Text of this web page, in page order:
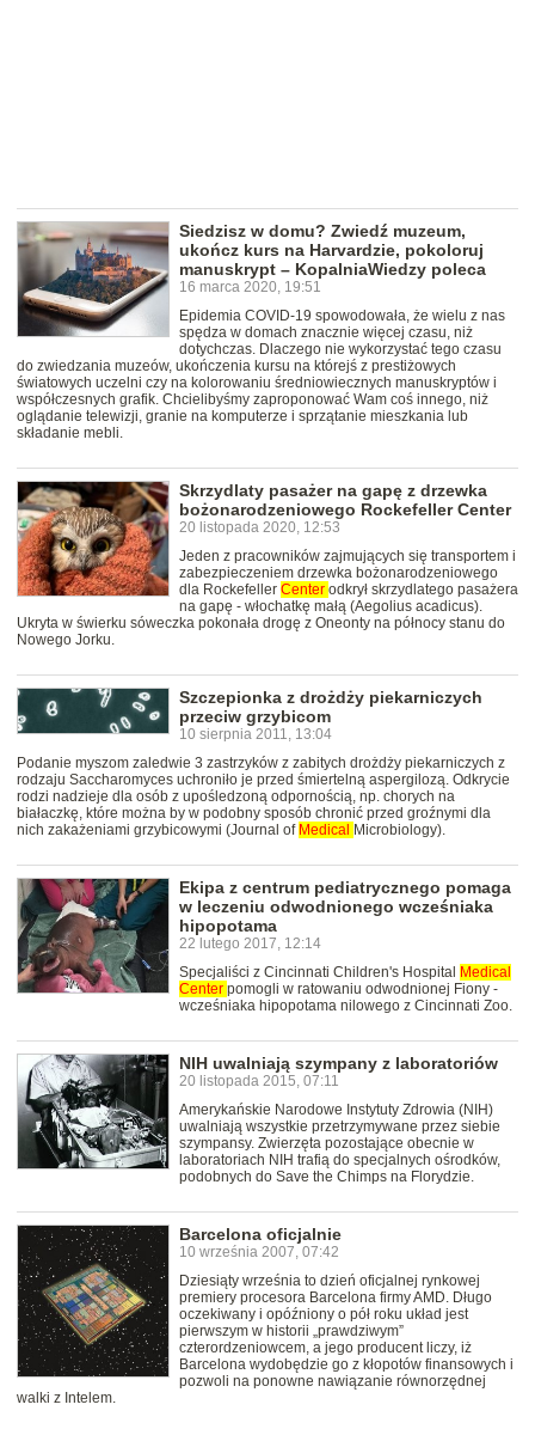
Siedzisz w domu? Zwiedź muzeum,
ukończ kurs na Harvardzie, pokoloruj
manuskrypt – KopalniaWiedzy poleca
16 marca 2020, 19:51
Epidemia COVID-19 spowodowała, że wielu z nas
spędza w domach znacznie więcej czasu, niż
dotychczas. Dlaczego nie wykorzystać tego czasu
do zwiedzania muzeów, ukończenia kursu na którejś z prestiżowych
światowych uczelni czy na kolorowaniu średniowiecznych manuskryptów i
współczesnych grafik. Chcielibyśmy zaproponować Wam coś innego, niż
oglądanie telewizji, granie na komputerze i sprzątanie mieszkania lub
składanie mebli.
Skrzydlaty pasażer na gapę z drzewka
bożonarodzeniowego Rockefeller Center
20 listopada 2020, 12:53
Jeden z pracowników zajmujących się transportem i
zabezpieczeniem drzewka bożonarodzeniowego
dla Rockefeller Center odkrył skrzydlatego pasażera
na gapę - włochatkę małą (Aegolius acadicus).
Ukryta w świerku sóweczka pokonała drogę z Oneonty na północy stanu do
Nowego Jorku.
Szczepionka z drożdży piekarniczych
przeciw grzybicom
10 sierpnia 2011, 13:04
Podanie myszom zaledwie 3 zastrzyków z zabitych drożdży piekarniczych z
rodzaju Saccharomyces uchroniło je przed śmiertelną aspergilozą. Odkrycie
rodzi nadzieje dla osób z upośledzoną odpornością, np. chorych na
białaczkę, które można by w podobny sposób chronić przed groźnymi dla
nich zakażeniami grzybicowymi (Journal of Medical Microbiology).
Ekipa z centrum pediatrycznego pomaga
w leczeniu odwodnionego wcześniaka
hipopotama
22 lutego 2017, 12:14
Specjaliści z Cincinnati Children's Hospital Medical
Center pomogli w ratowaniu odwodnionej Fiony -
wcześniaka hipopotama nilowego z Cincinnati Zoo.
NIH uwalniają szympany z laboratoriów
20 listopada 2015, 07:11
Amerykańskie Narodowe Instytuty Zdrowia (NIH)
uwalniają wszystkie przetrzymywane przez siebie
szympansy. Zwierzęta pozostające obecnie w
laboratoriach NIH trafią do specjalnych ośrodków,
podobnych do Save the Chimps na Florydzie.
Barcelona oficjalnie
10 września 2007, 07:42
Dziesiąty września to dzień oficjalnej rynkowej
premiery procesora Barcelona firmy AMD. Długo
oczekiwany i opóźniony o pół roku układ jest
pierwszym w historii „prawdziwym”
czterordzeniowcem, a jego producent liczy, iż
Barcelona wydobędzie go z kłopotów finansowych i
pozwoli na ponowne nawiązanie równorzędnej
walki z Intelem.